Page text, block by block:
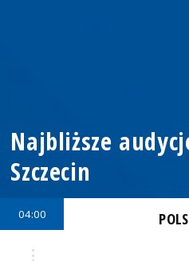
Najbliższe
Szczecin
04:00